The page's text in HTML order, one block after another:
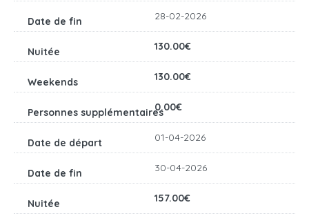
28-02-2026
130.00€
130.00€
0.00€
01-04-2026
30-04-2026
157.00€